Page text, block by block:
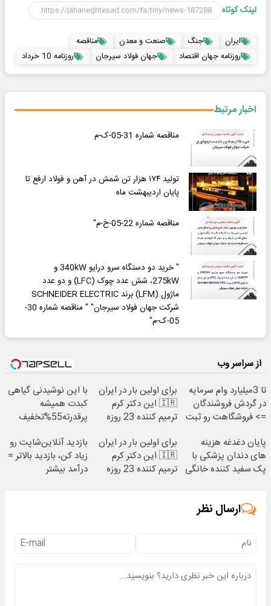
لینک کوتاه
ایران جنگ صنعت و معدن
مناقصه
روزنامه جهان اقتصاد
جهان فولاد سیرجان روزنامه 10 خرداد
اخبار مرتبط
مناقصه شماره 31-05-ک-م
تولید ۱۷۴ هزار تن شمش در آهن و فولاد ارفع تا
پایان اردیبهشت ماه
مناقصه شماره 22-05-خ-م"
" خرید دو دستگاه سرو درایو 340kW و
275kW، شش عدد چوک (LFC) و دو عدد
ماژول (LFM) برند SCHNEIDER ELECTRIC
شرکت جهان فولاد سیرجان" " مناقصه شماره 30-
05-ک-م"
از سراسر وب
تا 3میلیارد وام سرمایه
در گردش فروشندگان
=> فروشگاهت رو ثبت
برای اولین بار در ایران
🇮🇷 این دکتر کرم
ترمیم کننده 23 روزه
با این نوشیدنی گیاهی
کبدت همیشه
پرقدرته55%تخفیف
پایان دغدغه هزینه
های دندان پزشکی با
پک سفید کننده خانگی
برای اولین بار در ایران
🇮🇷 این دکتر کرم
ترمیم کننده 23 روزه
بازدید آنلاین‌شاپت رو
زیاد کن، بازدید بالاتر =
درآمد بیشتر
ارسال نظر